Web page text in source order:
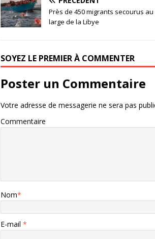
Près de 450 migrants secourus au
large de la Libye
SOYEZ LE PREMIER À COMMENTER
Poster un Commentaire
Votre adresse de messagerie ne sera pas
Commentaire
Nom*
E-mail *